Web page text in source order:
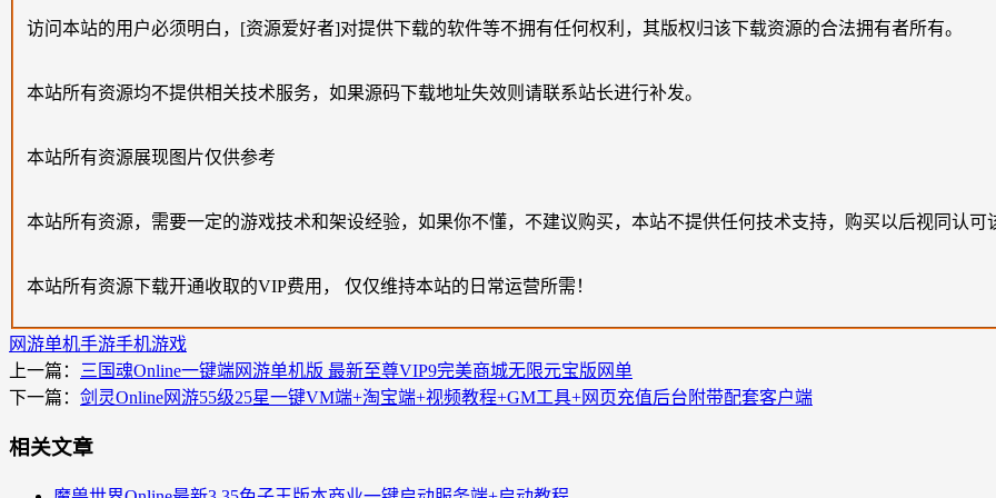
访问本站的用户必须明白，[资源爱好者]对提供下载的软件等不拥有任何权利，其版权归该下载资源的合法拥有者所有。
本站所有资源均不提供相关技术服务，如果源码下载地址失效则请联系站长进行补发。
本站所有资源展现图片仅供参考
本站所有资源，需要一定的游戏技术和架设经验，如果你不懂，不建议购买，本站不提供任何技术支持，购买以后视同认可
本站所有资源下载开通收取的VIP费用， 仅仅维持本站的日常运营所需！
网游单机手游手机游戏
上一篇：
三国魂Online一键端网游单机版 最新至尊VIP9完美商城无限元宝版网单
下一篇： 剑灵Online网游55级25星一键VM端+淘宝端+视频教程+GM工具+网页充值后台附带配套客户端
相关文章